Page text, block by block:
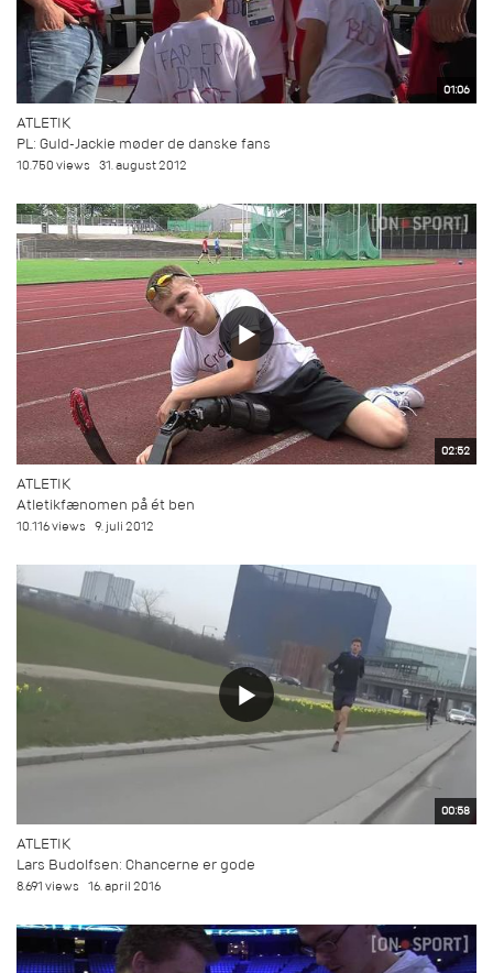
01:06
ATLETIK
PL: Guld-Jackie møder de danske fans
10.750 views 31. august 2012
02:52
ATLETIK
Atletikfænomen på ét ben
10.116 views 9. juli 2012
00:58
ATLETIK
Lars Budolfsen: Chancerne er gode
8.691 views 16. april 2016